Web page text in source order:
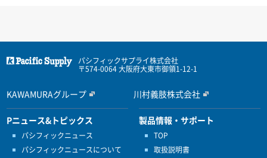
パシフィックサプライ株式会社
〒574-0064 大阪府大東市御領1-12-1
KAWAMURAグループ 川村義肢株式会社
Pニュース&トピックス
パシフィックニュース
パシフィックニュースについて
製品情報・サポート
TOP
取扱説明書